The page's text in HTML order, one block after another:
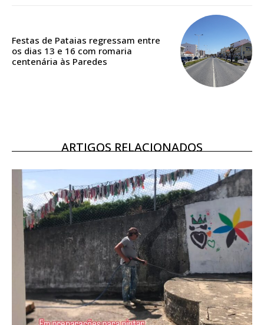
Acesso aos conteúdos Exclusivos para
assinantes
Ofertas para assinatura anual
Festas de Pataias regressam entre
os dias 13 e 16 com romaria
centenária às Paredes
ARTIGOS RELACIONADOS